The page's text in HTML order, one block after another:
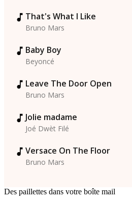
That's What I Like
Bruno Mars
Baby Boy
Beyoncé
Leave The Door Open
Bruno Mars
Jolie madame
Joé Dwèt Filé
Versace On The Floor
Bruno Mars
Des paillettes dans votre boîte mail